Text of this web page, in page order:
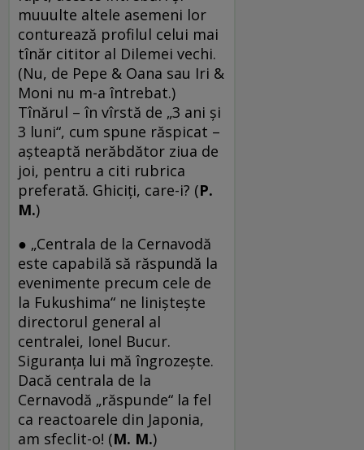
muuulte altele asemeni lor
conturează profilul celui mai
tînăr cititor al Dilemei vechi.
(Nu, de Pepe & Oana sau Iri &
Moni nu m-a întrebat.)
Tînărul – în vîrstă de „3 ani şi
3 luni“, cum spune răspicat –
aşteaptă nerăbdător ziua de
joi, pentru a citi rubrica
preferată. Ghiciţi, care-i? (P.
M.)
● „Centrala de la Cernavodă
este capabilă să răspundă la
evenimente precum cele de
la Fukushima“ ne linişteşte
directorul general al
centralei, Ionel Bucur.
Siguranţa lui mă îngrozeşte.
Dacă centrala de la
Cernavodă „răspunde“ la fel
ca reactoarele din Japonia,
am sfeclit-o! (M. M.)